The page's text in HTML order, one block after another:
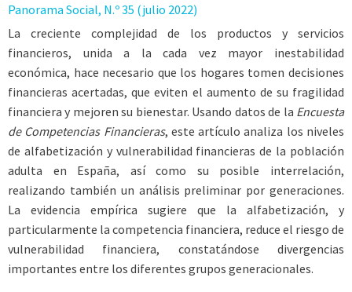
Panorama Social, N.º 35 (julio 2022)
La creciente complejidad de los productos y servicios
financieros, unida a la cada vez mayor inestabilidad
económica, hace necesario que los hogares tomen decisiones
financieras acertadas, que eviten el aumento de su fragilidad
financiera y mejoren su bienestar. Usando datos de la Encuesta
de ­Competencias Financieras, este artículo analiza los niveles
de alfabetización y vulnerabilidad financieras de la población
adulta en España, así como su posible interrelación,
realizando también un análisis preliminar por generaciones.
La evidencia empírica sugiere que la alfabetización, y
particularmente la competencia financiera, reduce el riesgo de
vulnerabilidad financiera, constatándose divergencias
importantes entre los diferentes grupos generacionales.